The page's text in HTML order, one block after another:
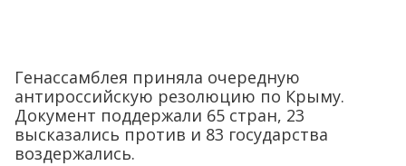
Генассамблея приняла очередную
антироссийскую резолюцию по Крыму.
Документ поддержали 65 стран, 23
высказались против и 83 государства
воздержались.